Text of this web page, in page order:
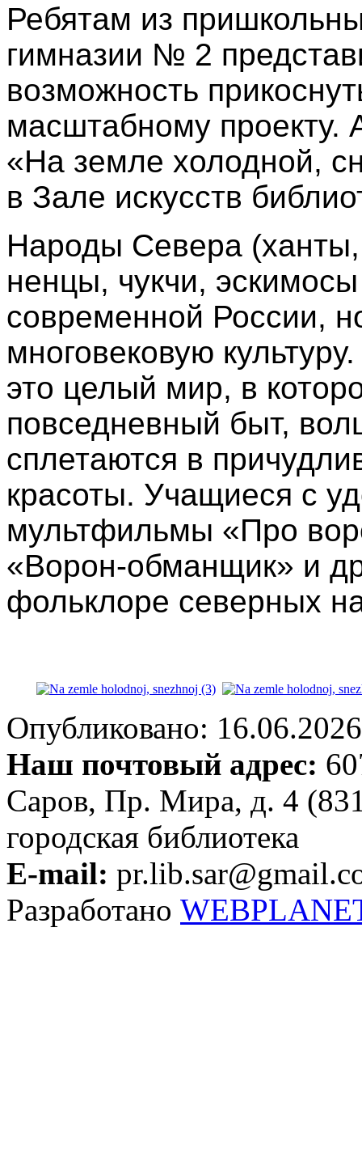
Ребятам из
гимназии № 2
возможность
масштабному
«На земле холодной,
в Зале искусств
Народы Севера
ненцы, чукчи,
современной России,
многовековую
это целый мир, в
повседневный быт,
сплетаются в
красоты. Учащиеся с
мультфильмы «Про
«Ворон-обманщик» и
фольклоре северных
Опубликовано:
Наш почтовый адрес:
Саров, Пр. Мира, д. 4
городская библиотека
E-mail:
Разработано